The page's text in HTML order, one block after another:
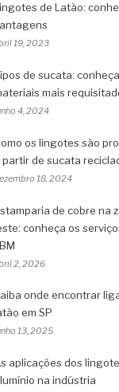
de Latão:
19, 2023
de sucata:
mais
4, 2024
os lingotes são
partir de sucata
18, 2024
de cobre na
conheça os
2, 2026
onde encontrar
em SP
13, 2025
aplicações dos
na indústria